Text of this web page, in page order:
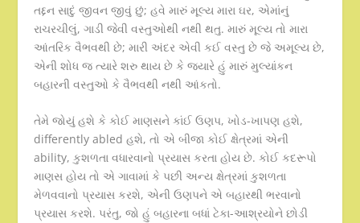
તદ્દન સાદું જીવન જીવું છું; હવે મારું મૂલ્ય મારા ઘર, એમાંનું
રાચરચીલું, ગાડી જેવી વસ્તુઓથી નથી થતુ. મારું મૂલ્ય તો મારા
આંતરિક વૈભવથી છે; મારી અંદર એવી કઈ વસ્તુ છે જે અમૂલ્ય છે,
એની શોધ જ ત્યારે શરુ થાય છે કે જયારે હું મારું મુલ્યાંકન
બહારની વસ્તુઓ કે વૈભવથી નથી આંકતો.
તેમે જોયું હશે કે કોઈ માણસને કાંઈ ઉણપ, ખોડ-ખાપણ હશે,
differently abled હશે, તો એ બીજા કોઈ ક્ષેત્રમાં એની
ability, કુશળતા વધારવાનો પ્રયાસ કરતા હોય છે. કોઈ કદરૂપો
માણસ હોય તો એ ગાવામાં કે પછી અન્ય ક્ષેત્રમાં કુશળતા
મેળવવાનો પ્રયાસ કરશે, એની ઉણપને એ બહારથી ભરવાનો
પ્રયાસ કરશે. પરંતુ, જો હું બહારના બધાં ટેકા-આશ્રયોને છોડી